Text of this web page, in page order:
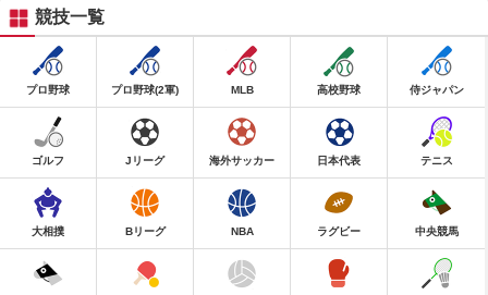
競技一覧
プロ野球 プロ野球(2軍) MLB 高校野球 侍ジャパン
ゴルフ Jリーグ 海外サッカー 日本代表 テニス
大相撲 Bリーグ NBA ラグビー 中央競馬